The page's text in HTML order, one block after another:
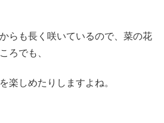
らも長く咲いているので、菜の花
ろでも、
楽しめたりしますよね。